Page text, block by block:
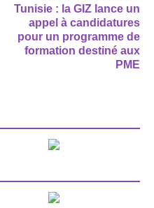
Tunisie : la GIZ lance un
appel à candidatures
pour un programme de
formation destiné aux
PME